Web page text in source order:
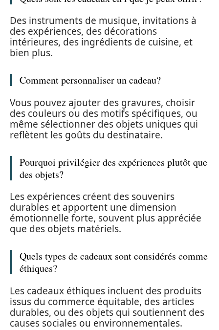
Des instruments de musique, invitations à
des expériences, des décorations
intérieures, des ingrédients de cuisine, et
bien plus.
Comment personnaliser un cadeau?
Vous pouvez ajouter des gravures, choisir
des couleurs ou des motifs spécifiques, ou
même sélectionner des objets uniques qui
reflètent les goûts du destinataire.
Pourquoi privilégier des expériences plutôt que
des objets?
Les expériences créent des souvenirs
durables et apportent une dimension
émotionnelle forte, souvent plus appréciée
que des objets matériels.
Quels types de cadeaux sont considérés comme
éthiques?
Les cadeaux éthiques incluent des produits
issus du commerce équitable, des articles
durables, ou des objets qui soutiennent des
causes sociales ou environnementales.